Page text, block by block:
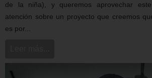
de la niña), y queremos aprovechar
atención sobre un proyecto que creemos
es por...